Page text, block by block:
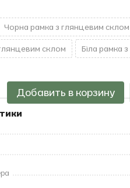
Чорна рамка з глянцевим склом
склом Біла рамка
Добавить в корзину